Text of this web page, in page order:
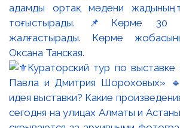
адамды ортақ мәдени жадының
тоғыстырады. 📌Көрме 30
жалғастырады. Көрме
Оксана Танская.